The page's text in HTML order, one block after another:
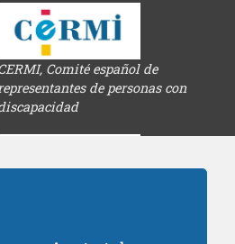
Comité español de
de personas con